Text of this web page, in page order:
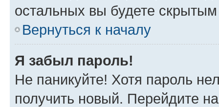
остальных вы будете
Вернуться к началу
Я забыл пароль!
Не паникуйте! Хотя пароль
получить новый. Перейдите